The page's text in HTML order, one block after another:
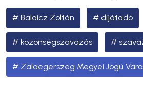
Balaicz Zoltán díjátadó
közönségszavazás
Zalaegerszeg Megyei Jogú